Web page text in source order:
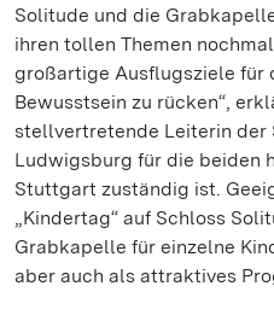
Solitude und die
ihren tollen Themen
großartige Ausflugsziele für
Bewusstsein zu rücken“,
stellvertretende Leiterin der
Ludwigsburg für die beiden
Stuttgart zuständig ist.
„Kindertag“ auf Schloss
Grabkapelle für einzelne
aber auch als attraktives